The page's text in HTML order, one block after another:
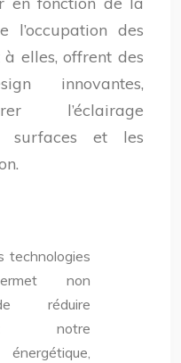
des
à elles, offrent des
innovantes,
l’éclairage
surfaces et les
technologies
non
réduire
notre